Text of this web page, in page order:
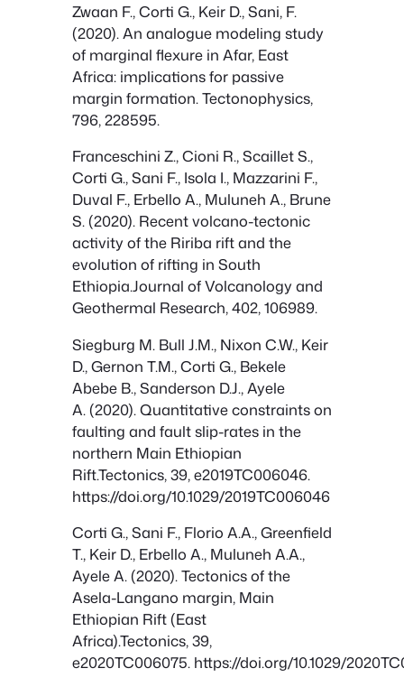
Zwaan F., Corti G., Keir D., Sani, F.
(2020). An analogue modeling study
of marginal flexure in Afar, East
Africa: implications for passive
margin formation. Tectonophysics,
796, 228595.
Franceschini Z., Cioni R., Scaillet S.,
Corti G., Sani F., Isola I., Mazzarini F.,
Duval F., Erbello A., Muluneh A., Brune
S. (2020). Recent volcano-tectonic
activity of the Ririba rift and the
evolution of rifting in South
Ethiopia.Journal of Volcanology and
Geothermal Research, 402, 106989.
Siegburg M. Bull J.M., Nixon C.W., Keir
D., Gernon T.M., Corti G., Bekele
Abebe B., Sanderson D.J., Ayele
A. (2020). Quantitative constraints on
faulting and fault slip-rates in the
northern Main Ethiopian
Rift.Tectonics, 39, e2019TC006046.
https://doi.org/10.1029/2019TC006046
Corti G., Sani F., Florio A.A., Greenfield
T., Keir D., Erbello A., Muluneh A.A.,
Ayele A. (2020). Tectonics of the
Asela-Langano margin, Main
Ethiopian Rift (East
Africa).Tectonics, 39,
e2020TC006075. https://doi.org/10.1029/